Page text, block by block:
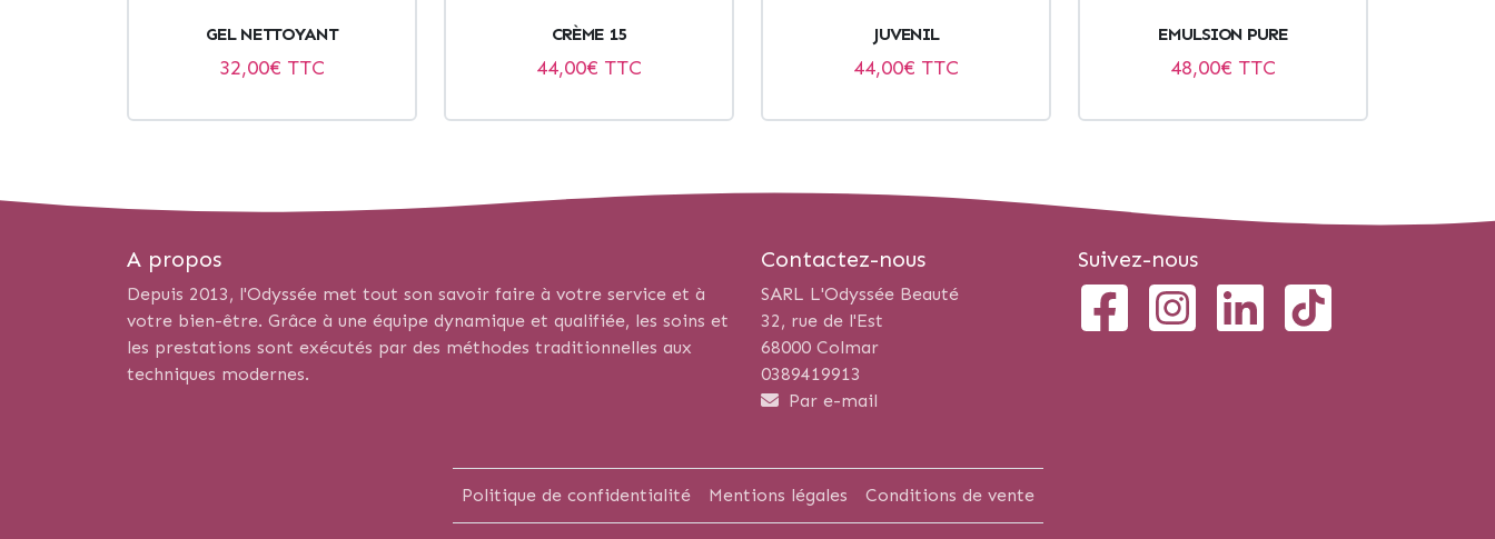
GEL NETTOYANT
32,00€ TTC
CRÈME 15
44,00€ TTC
JUVENIL
44,00€ TTC
EMULSION PURE
48,00€ TTC
A propos
Depuis 2013, l'Odyssée met tout son savoir faire à votre service et à
votre bien-être. Grâce à une équipe dynamique et qualifiée, les soins et
les prestations sont exécutés par des méthodes traditionnelles aux
techniques modernes.
Contactez-nous
SARL L'Odyssée Beauté
32, rue de l'Est
68000 Colmar
0389419913
Par e-mail
Suivez-nous
Politique de confidentialité Mentions légales Conditions de vente